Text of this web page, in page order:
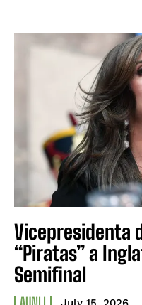
Vicepresidenta
“Piratas” a
Semifinal